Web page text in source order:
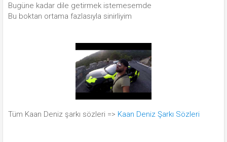
Bugüne kadar dile getirmek istemesemde
Bu boktan ortama fazlasıyla sinirliyim
Tüm Kaan Deniz şarkı sözleri => Kaan Deniz Şarkı Sözleri